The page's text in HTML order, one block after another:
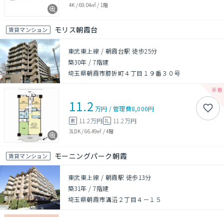
4K /69.04㎡ / 1階
賃貸マンション モリス朝霞台
東武東上線 / 朝霞台駅 徒歩25分
築30年 /7階建
埼玉県朝霞市膝折町４丁目１９番３０号
11.2 万円 /管理費8,000円
敷 11.2万円 礼 11.2万円
3LDK/66.49㎡ /4階
賃貸マンション モーニングパーク朝霞
東武東上線 / 朝霞駅 徒歩13分
築31年 /7階建
埼玉県朝霞市溝沼２丁目４－１５